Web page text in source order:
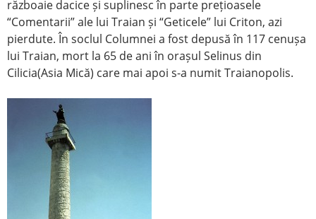
războaie dacice și suplinesc în parte prețioasele
“Comentarii” ale lui Traian și “Geticele” lui Criton, azi
pierdute. În soclul Columnei a fost depusă în 117 cenușa
lui Traian, mort la 65 de ani în orașul Selinus din
Cilicia(Asia Mică) care mai apoi s-a numit Traianopolis.